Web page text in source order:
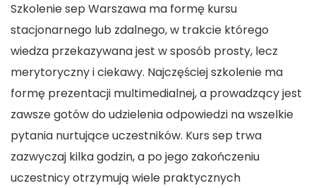
Szkolenie sep Warszawa ma formę kursu
stacjonarnego lub zdalnego, w trakcie którego
wiedza przekazywana jest w sposób prosty, lecz
merytoryczny i ciekawy. Najczęściej szkolenie ma
formę prezentacji multimedialnej, a prowadzący jest
zawsze gotów do udzielenia odpowiedzi na wszelkie
pytania nurtujące uczestników. Kurs sep trwa
zazwyczaj kilka godzin, a po jego zakończeniu
uczestnicy otrzymują wiele praktycznych